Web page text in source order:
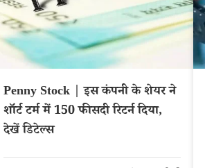
Penny Stock | इस कंपनी के शेयर ने
शॉर्ट टर्म में 150 फीसदी रिटर्न दिया,
देखें डिटेल्स